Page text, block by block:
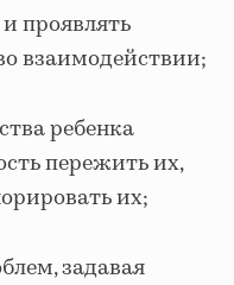
проявлять
взаимодействии;
ребенка
пережить их,
их;
задавая